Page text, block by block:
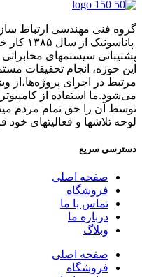
گروه فنی مهندسی ارتباط
پشتیبانی سیستمهای
این حوزه، انجام تحقیقات
مرتبط در اجرای
می‌شود.ما استفاده از
توسط آن را حق تمام مردم
لوحه تلاشها و فعالیتهای خود
دسترسی سریع
صفحه اصلی
فروشگاه
تماس با ما
درباره ما
وبلاگ
صفحه اصلی
فروشگاه